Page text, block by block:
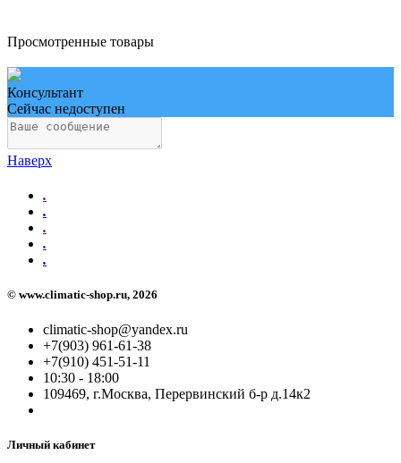
Просмотренные товары
Консультант
Сейчас недоступен
Наверх
.
.
.
.
.
© www.climatic-shop.ru, 2026
climatic-shop@yandex.ru
+7(903) 961-61-38
+7(910) 451-51-11
10:30 - 18:00
109469, г.Москва, Перервинский б-р д.14к2
Личный кабинет